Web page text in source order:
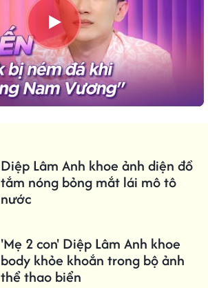
Diệp Lâm Anh khoe ảnh diện đồ
tắm nóng bỏng mắt lái mô tô
nước
'Mẹ 2 con' Diệp Lâm Anh khoe
body khỏe khoắn trong bộ ảnh
thể thao biển